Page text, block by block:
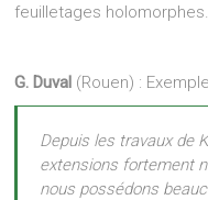
feuilletages holomorphes.
G. Duval (Rouen) :
Depuis les travaux de
extensions fortement
nous possédons